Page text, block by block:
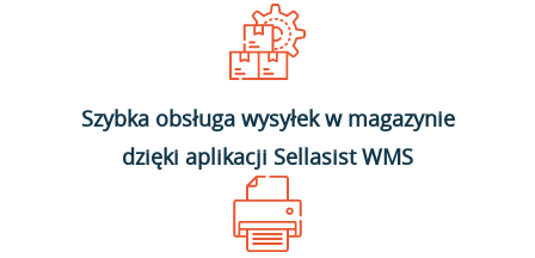
Szybka obsługa wysyłek w magazynie
dzięki aplikacji Sellasist WMS